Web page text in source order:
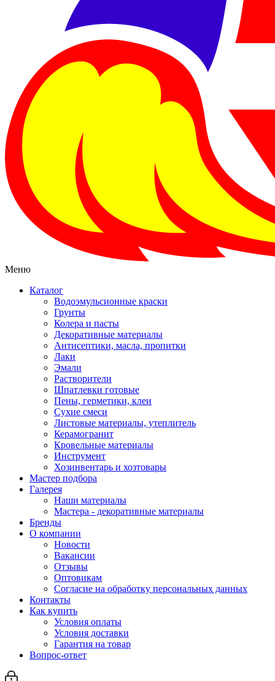
Меню
Каталог
Водоэмульсионные краски
Грунты
Колера и пасты
Декоративные материалы
Антисептики, масла, пропитки
Лаки
Эмали
Растворители
Шпатлевки готовые
Пены, герметики, клеи
Сухие смеси
Листовые материалы, утеплитель
Керамогранит
Кровельные материалы
Инструмент
Хозинвентарь и хозтовары
Мастер подбора
Галерея
Наши материалы
Мастера - декоративные материалы
Бренды
О компании
Новости
Вакансии
Отзывы
Оптовикам
Cогласие на обработку персональных данных
Контакты
Как купить
Условия оплаты
Условия доставки
Гарантия на товар
Вопрос-ответ